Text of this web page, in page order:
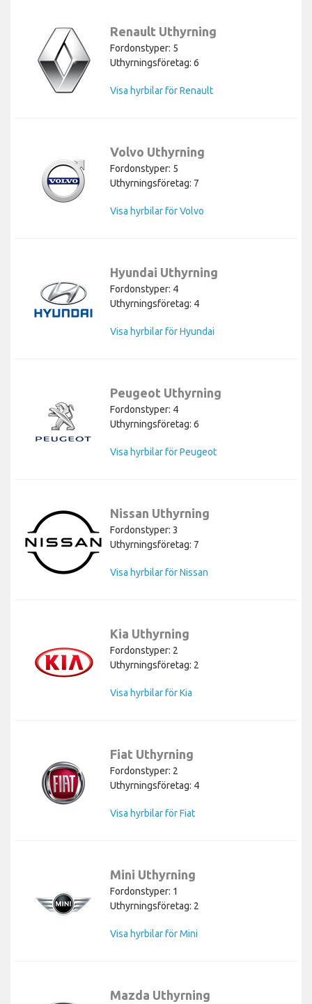
Renault Uthyrning
Fordonstyper: 5
Uthyrningsföretag: 6
Visa hyrbilar för Renault
Volvo Uthyrning
Fordonstyper: 5
Uthyrningsföretag: 7
Visa hyrbilar för Volvo
Hyundai Uthyrning
Fordonstyper: 4
Uthyrningsföretag: 4
Visa hyrbilar för Hyundai
Peugeot Uthyrning
Fordonstyper: 4
Uthyrningsföretag: 6
Visa hyrbilar för Peugeot
Nissan Uthyrning
Fordonstyper: 3
Uthyrningsföretag: 7
Visa hyrbilar för Nissan
Kia Uthyrning
Fordonstyper: 2
Uthyrningsföretag: 2
Visa hyrbilar för Kia
Fiat Uthyrning
Fordonstyper: 2
Uthyrningsföretag: 4
Visa hyrbilar för Fiat
Mini Uthyrning
Fordonstyper: 1
Uthyrningsföretag: 2
Visa hyrbilar för Mini
Mazda Uthyrning